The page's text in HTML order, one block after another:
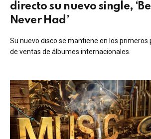
directo su nuevo single,
Never Had’
Su nuevo disco se mantiene en los primeros
de ventas de álbumes internacionales.